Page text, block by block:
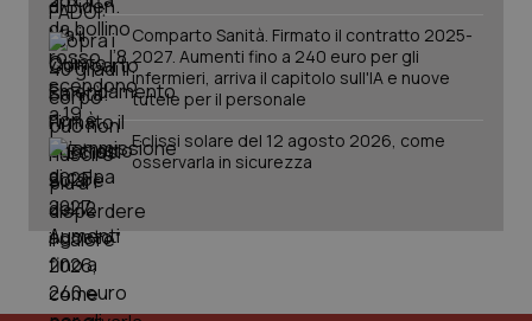
Comparto Sanità. Firmato il contratto 2025-
2027. Aumenti fino a 240 euro per gli
infermieri, arriva il capitolo sull'IA e nuove
tutele per il personale
Eclissi solare del 12 agosto 2026, come
osservarla in sicurezza
PHPSESSID
PHP.net
www.quotidianosanita.it